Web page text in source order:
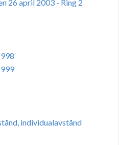
26 april 2003 - Ring 2
individualavstånd